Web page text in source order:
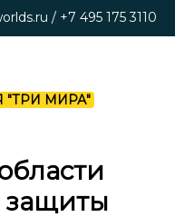
/ +7 495 175 3110
"ТРИ МИРА"
защиты